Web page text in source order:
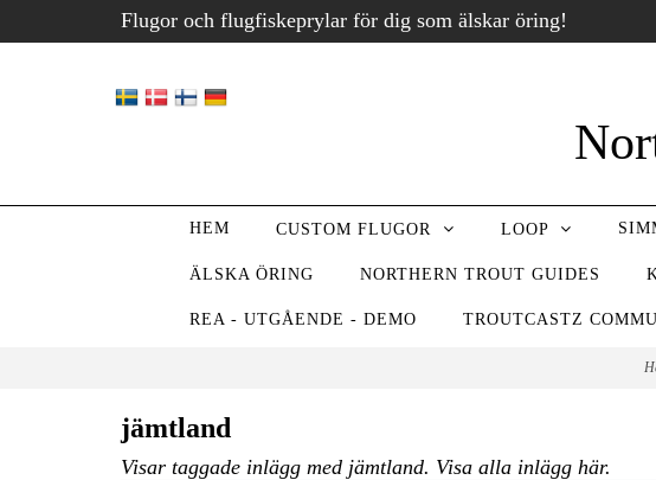
Flugor och flugfiskeprylar för dig som älskar öring!
HEM CUSTOM FLUGOR LOOP
ÄLSKA ÖRING NORTHERN TROUT GUIDES
REA - UTGÅENDE - DEMO TROUTCASTZ
jämtland
Visar taggade inlägg med jämtland. Visa alla inlägg här.